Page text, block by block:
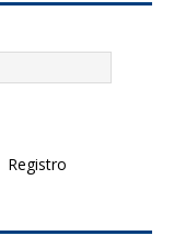
Registro